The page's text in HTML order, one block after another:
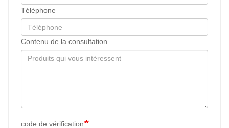
Téléphone
Contenu de la consultation
code de vérification